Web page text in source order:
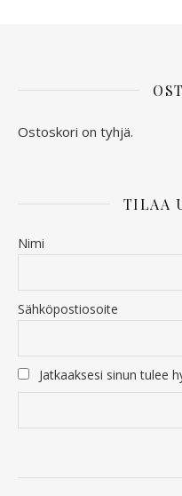
Ostoskori on tyhjä.
TILAA
Nimi
Sähköpostiosoite
Jatkaaksesi sinun tulee